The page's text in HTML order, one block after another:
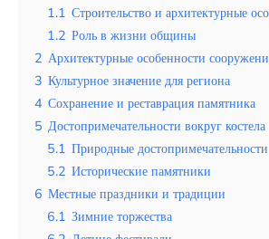
Калининград
Крым
Сочи
Египет
ОАЭ
Таиланд
1.1 Строительство и архитектурные
1.2 Роль в жизни общины
2 Архитектурные особенности
3 Культурное значение для региона
4 Сохранение и реставрация памятника
5 Достопримечательности вокруг костела
5.1 Природные достопримечательности
5.2 Исторические памятники
6 Местные праздники и традиции
6.1 Зимние торжества